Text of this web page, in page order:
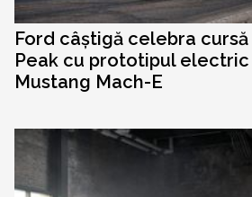
Ford câștigă celebra
Peak cu prototipul electric
Mustang Mach-E